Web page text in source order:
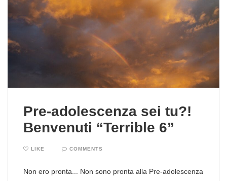
Pre-adolescenza sei tu?!
Benvenuti “Terrible 6”
LIKE COMMENTS
Non ero pronta... Non sono pronta alla Pre-adolescenza